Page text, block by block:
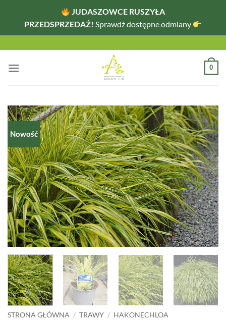
JUDASZOWCE RUSZYŁA
PRZEDSPRZEDAŻ! Sprawdź dostępne odmiany
zawartości
0
Nowość
STRONA GŁÓWNA / TRAWY / HAKONECHLOA